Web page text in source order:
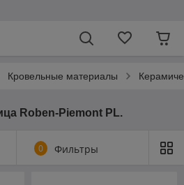
Кровельные материалы
Roben-Piemont PL.
0 Фильтры